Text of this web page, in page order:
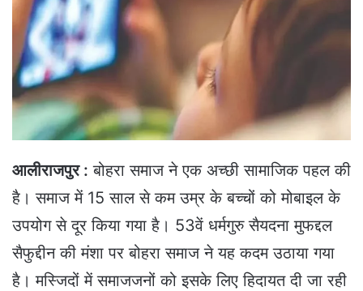
n
e
m
a
i
l
आलीराजपुर : बोहरा समाज ने एक अच्छी सामाजिक पहल की
है। समाज में 15 साल से कम उम्र के बच्चों को मोबाइल के
उपयोग से दूर किया गया है। 53वें धर्मगुरु सैयदना मुफद्दल
सैफुद्दीन की मंशा पर बोहरा समाज ने यह कदम उठाया गया
है। मस्जिदों में समाजजनों को इसके लिए हिदायत दी जा रही